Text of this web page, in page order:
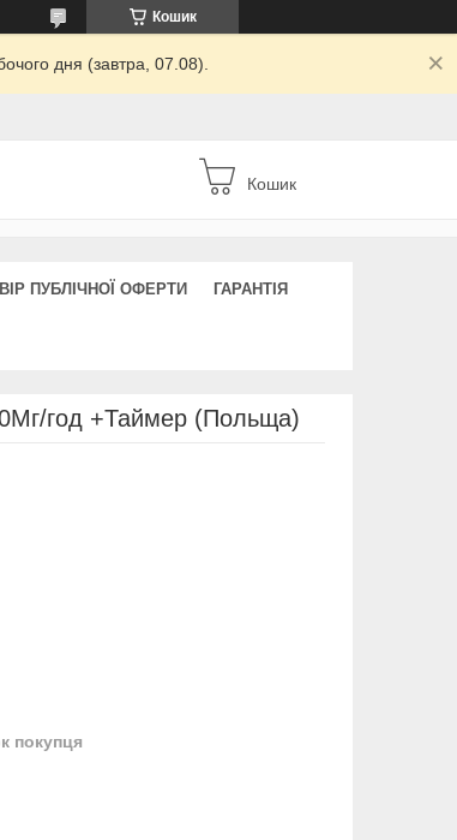
Кошик
дня (завтра, 07.08).
Кошик
ПУБЛІЧНОЇ ОФЕРТИ ГАРАНТІЯ
год +Таймер (Польща)
покупця